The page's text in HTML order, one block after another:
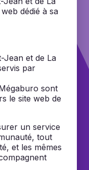
dédié à sa
Jean et de La
par
sont
le site web de
un service
tout
et les mêmes